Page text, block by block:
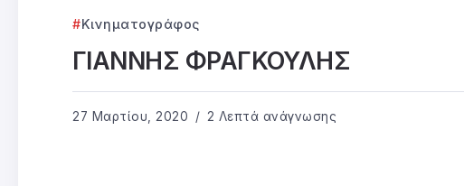
Κινηματογράφος
ΓΙΑΝΝΗΣ ΦΡΑΓΚΟΥΛΗΣ
27 Μαρτίου, 2020 2 Λεπτά ανάγνωσης